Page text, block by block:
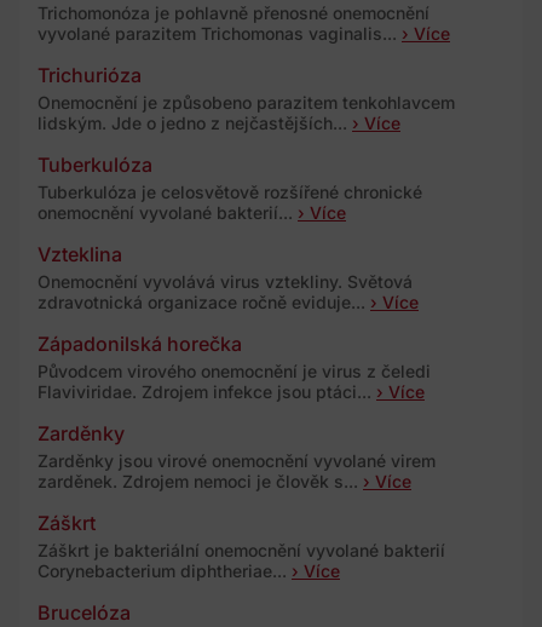
Trichomonóza je pohlavně přenosné onemocnění
vyvolané parazitem Trichomonas vaginalis... › Více
Trichurióza
Onemocnění je způsobeno parazitem tenkohlavcem
lidským. Jde o jedno z nejčastějších... › Více
Tuberkulóza
Tuberkulóza je celosvětově rozšířené chronické
onemocnění vyvolané bakterií... › Více
Vzteklina
Onemocnění vyvolává virus vztekliny. Světová
zdravotnická organizace ročně eviduje... › Více
Západonilská horečka
Původcem virového onemocnění je virus z čeledi
Flaviviridae. Zdrojem infekce jsou ptáci... › Více
Zarděnky
Zarděnky jsou virové onemocnění vyvolané virem
zarděnek. Zdrojem nemoci je člověk s... › Více
Záškrt
Záškrt je bakteriální onemocnění vyvolané bakterií
Corynebacterium diphtheriae... › Více
Brucelóza